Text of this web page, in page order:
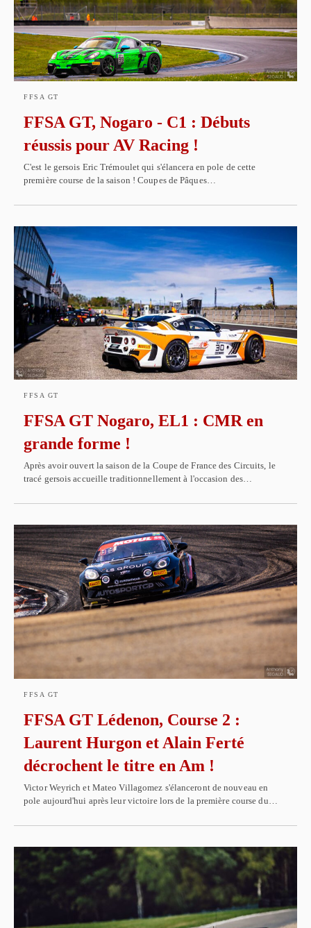
FFSA GT
FFSA GT, Nogaro - C1 : Débuts
réussis pour AV Racing !
C'est le gersois Eric Trémoulet qui s'élancera en pole de cette
première course de la saison ! Coupes de Pâques…
FFSA GT
FFSA GT Nogaro, EL1 : CMR en
grande forme !
Après avoir ouvert la saison de la Coupe de France des Circuits, le
tracé gersois accueille traditionnellement à l'occasion des…
FFSA GT
FFSA GT Lédenon, Course 2 :
Laurent Hurgon et Alain Ferté
décrochent le titre en Am !
Victor Weyrich et Mateo Villagomez s'élanceront de nouveau en
pole aujourd'hui après leur victoire lors de la première course du…